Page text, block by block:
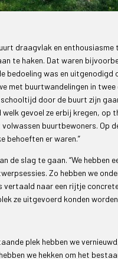
draagvlak en enthousiasme
te haken. Dat waren
was en uitgenodigd
met buurtwandelingen in twee
door de buurt zijn
gevoel ze erbij kregen, op
buurtbewoners. Op
behoeften er waren.”
de slag te gaan. “We hebben
Zo hebben we
vertaald naar een rijtje
ze uitgevoerd konden
plek hebben we
we hekken om het